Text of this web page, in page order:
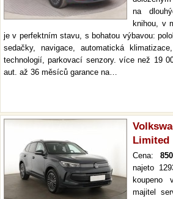
na
knihou, v
je v perfektním stavu, s bohatou výbavou:
sedačky, navigace, automatická
technologií, parkovací senzory. více než 19
aut. až 36 měsíců garance na…
Limited
Cena:
najeto
koupeno
majitel